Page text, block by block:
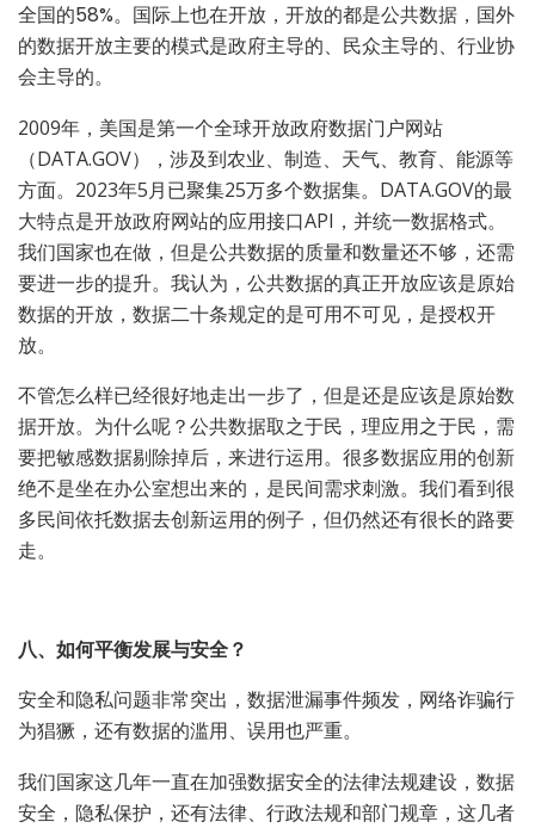
全国的58%。国际上也在开放，开放的都是公共数据，国外
的数据开放主要的模式是政府主导的、民众主导的、行业协
会主导的。
2009年，美国是第一个全球开放政府数据门户网站
（DATA.GOV），涉及到农业、制造、天气、教育、能源等
方面。2023年5月已聚集25万多个数据集。DATA.GOV的最
大特点是开放政府网站的应用接口API，并统一数据格式。
我们国家也在做，但是公共数据的质量和数量还不够，还需
要进一步的提升。我认为，公共数据的真正开放应该是原始
数据的开放，数据二十条规定的是可用不可见，是授权开
放。
不管怎么样已经很好地走出一步了，但是还是应该是原始数
据开放。为什么呢？公共数据取之于民，理应用之于民，需
要把敏感数据剔除掉后，来进行运用。很多数据应用的创新
绝不是坐在办公室想出来的，是民间需求刺激。我们看到很
多民间依托数据去创新运用的例子，但仍然还有很长的路要
走。
八、如何平衡发展与安全？
安全和隐私问题非常突出，数据泄漏事件频发，网络诈骗行
为猖獗，还有数据的滥用、误用也严重。
我们国家这几年一直在加强数据安全的法律法规建设，数据
安全，隐私保护，还有法律、行政法规和部门规章，这几者